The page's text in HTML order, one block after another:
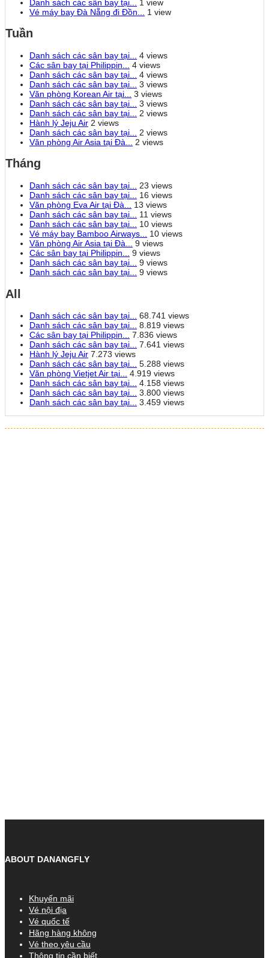
Danh sách các sân bay tại...
1 view
Vé máy bay Đà Nẵng đi Đồn...
1 view
Tuần
Danh sách các sân bay tại...
4 views
Các sân bay tại Philippin...
4 views
Danh sách các sân bay tại...
4 views
Danh sách các sân bay tại...
3 views
Văn phòng Korean Air tại...
3 views
Danh sách các sân bay tại...
3 views
Danh sách các sân bay tại...
2 views
Hành lý Jeju Air 2 views
Danh sách các sân bay tại...
2 views
Văn phòng Air Asia tại Đà...
2 views
Tháng
Danh sách các sân bay tại...
23 views
Danh sách các sân bay tại...
16 views
Văn phòng Eva Air tại Đà...
13 views
Danh sách các sân bay tại...
11 views
Danh sách các sân bay tại...
10 views
Vé máy bay Bamboo Airways...
10 views
Văn phòng Air Asia tại Đà...
9 views
Các sân bay tại Philippin...
9 views
Danh sách các sân bay tại...
9 views
Danh sách các sân bay tại...
9 views
All
Danh sách các sân bay tại... 68.741 views
Danh sách các sân bay tại... 8.819 views
Các sân bay tại Philippin... 7.836 views
Danh sách các sân bay tại... 7.641 views
Hành lý Jeju Air 7.273 views
Danh sách các sân bay tại... 5.288 views
Văn phòng Vietjet Air tại... 4.919 views
Danh sách các sân bay tại... 4.158 views
Danh sách các sân bay tại... 3.800 views
Danh sách các sân bay tại... 3.459 views
ABOUT DANANGFLY
Khuyến mãi
Vé nội địa
Vé quốc tế
Hãng hàng không
Vé theo yêu cầu
Thông tin cần biết